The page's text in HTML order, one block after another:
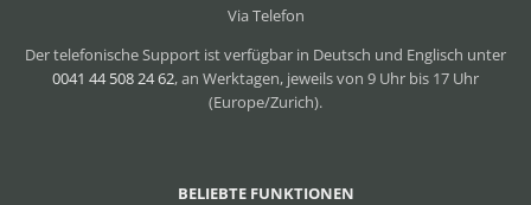
BELIEBTE FUNKTIONEN
Via Telefon
Der telefonische Support ist verfügbar in Deutsch und Englisch unter
0041 44 508 24 62, an Werktagen, jeweils von 9 Uhr bis 17 Uhr
(Europe/Zurich).